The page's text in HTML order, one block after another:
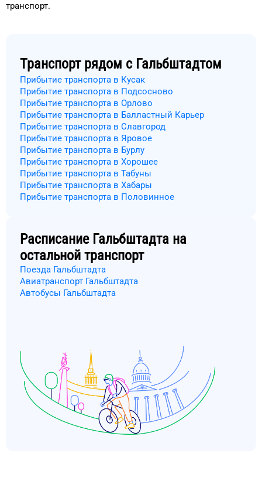
транспорт.
Транспорт рядом с Гальбштадтом
Прибытие транспорта в Кусак
Прибытие транспорта в Подсосново
Прибытие транспорта в Орлово
Прибытие транспорта в Балластный Карьер
Прибытие транспорта в Славгород
Прибытие транспорта в Яровое
Прибытие транспорта в Бурлу
Прибытие транспорта в Хорошее
Прибытие транспорта в Табуны
Прибытие транспорта в Хабары
Прибытие транспорта в Половинное
Расписание Гальбштадта на
остальной транспорт
Поезда Гальбштадта
Авиатранспорт Гальбштадта
Автобусы Гальбштадта